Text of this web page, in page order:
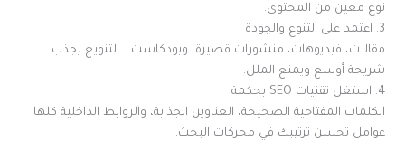
نوع معين من المحتوى.
3. اعتمد على التنوع والجودة
مقالات، فيديوهات، منشورات قصيرة، وبودكاست… التنويع يجذب
شريحة أوسع ويمنع الملل.
4. استغل تقنيات SEO بحكمة
الكلمات المفتاحية الصحيحة، العناوين الجذابة، والروابط الداخلية كلها
عوامل تحسن ترتيبك في محركات البحث.